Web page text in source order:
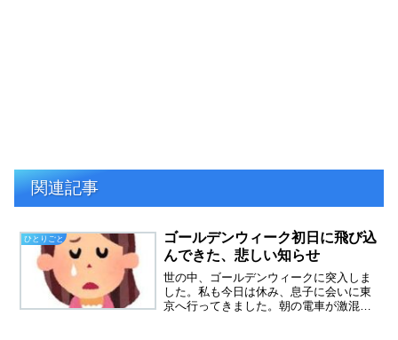
関連記事
ひとりごと
ゴールデンウィーク初日に飛び込
んできた、悲しい知らせ
世の中、ゴールデンウィークに突入しま
した。私も今日は休み、息子に会いに東
京へ行ってきました。朝の電車が激混